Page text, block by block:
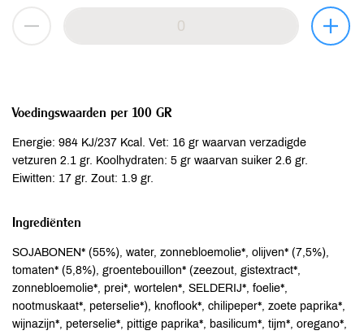
Voedingswaarden per 100 GR
Energie: 984 KJ/237 Kcal. Vet: 16 gr waarvan verzadigde
vetzuren 2.1 gr. Koolhydraten: 5 gr waarvan suiker 2.6 gr.
Eiwitten: 17 gr. Zout: 1.9 gr.
Ingrediënten
SOJABONEN* (55%), water, zonnebloemolie*, olijven* (7,5%),
tomaten* (5,8%), groentebouillon* (zeezout, gistextract*,
zonnebloemolie*, prei*, wortelen*, SELDERIJ*, foelie*,
nootmuskaat*, peterselie*), knoflook*, chilipeper*, zoete paprika*,
wijnazijn*, peterselie*, pittige paprika*, basilicum*, tijm*, oregano*,